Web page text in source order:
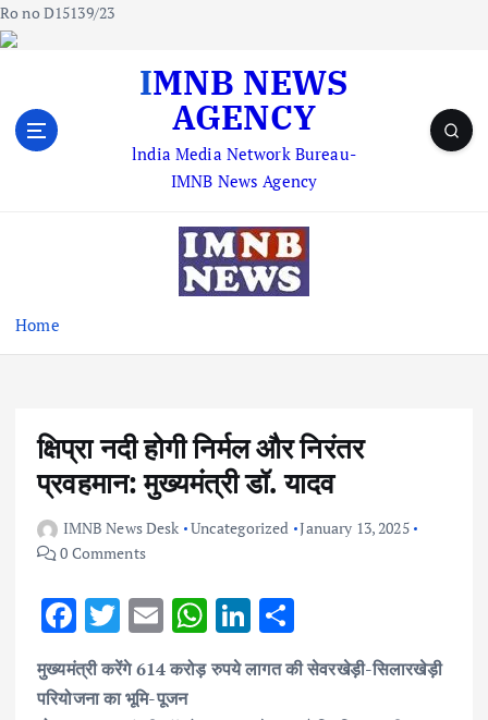
Ro no D15139/23
IMNB NEWS
AGENCY
lndia Media Network Bureau-
IMNB News Agency
Home
क्षिप्रा नदी होगी निर्मल और निरंतर
प्रवहमान: मुख्यमंत्री डॉ. यादव
IMNB News Desk Uncategorized January 13, 2025
0 Comments
F
ac
e
T
w
it
E
m
ai
W
at
Li
k
h
ar
मुख्यमंत्री करेंगे 614 करोड़ रुपये लागत की सेवरखेड़ी-सिलारखेड़ी
परियोजना का भूमि-पूजन